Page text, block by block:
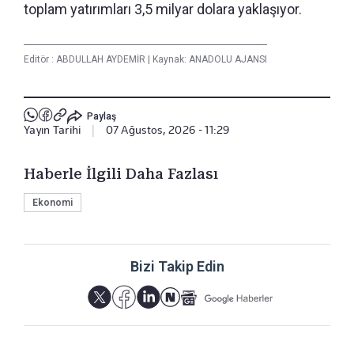
toplam yatırımları 3,5 milyar dolara yaklaşıyor.
Editör : ABDULLAH AYDEMİR Kaynak: ANADOLU AJANSI
Paylaş
Yayın Tarihi 07 Ağustos, 2026 - 11:29
Haberle İlgili Daha Fazlası
Ekonomi
Bizi Takip Edin